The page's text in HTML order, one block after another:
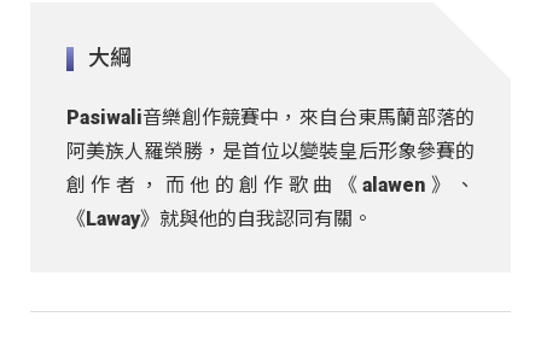
大綱
Pasiwali音樂創作競賽中，來自台東馬蘭部落的
阿美族人羅榮勝，是首位以變裝皇后形象參賽的
創作者，而他的創作歌曲《alawen》、
《Laway》就與他的自我認同有關。